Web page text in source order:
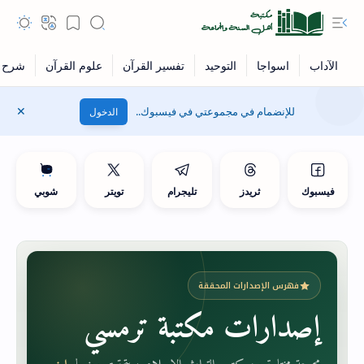
للإنضمام في مجموعتي في فيسبوك.. الدخول
فيسبوك ثريدز تليجرام تويتر شوبي
فهرس الإصدارات المحققة
إصدارات مكتبة ترمسي